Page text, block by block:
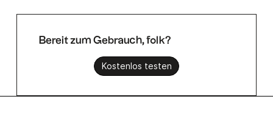
Bereit zum Gebrauch, folk?
Kostenlos testen